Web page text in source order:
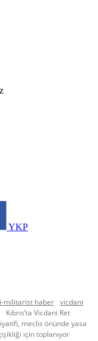
YKP
militarist haber vicdani
Kıbrıs’ta Vicdani Ret
meclis önünde yasa
için toplanıyor